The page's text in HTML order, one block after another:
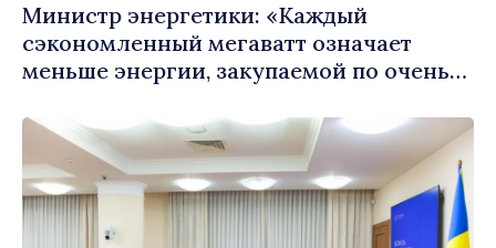
Министр энергетики: «Каждый
сэкономленный мегаватт означает
меньше энергии, закупаемой по очень